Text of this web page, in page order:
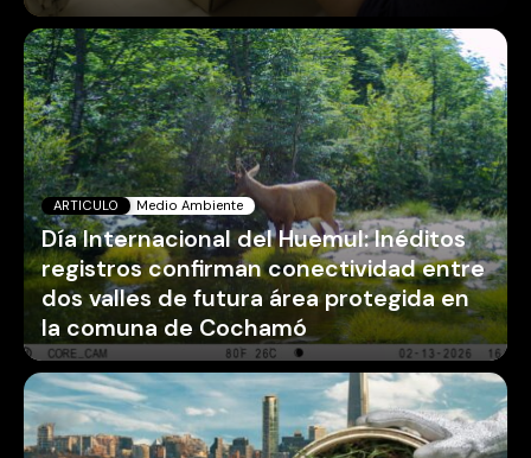
ARTICULO Medio Ambiente
Día Internacional del Huemul: Inéditos
registros confirman conectividad entre
dos valles de futura área protegida en
la comuna de Cochamó